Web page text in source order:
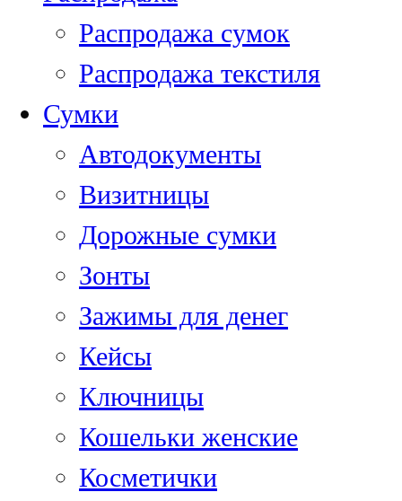
Распродажа сумок
Распродажа текстиля
Сумки
Автодокументы
Визитницы
Дорожные сумки
Зонты
Зажимы для денег
Кейсы
Ключницы
Кошельки женские
Косметички